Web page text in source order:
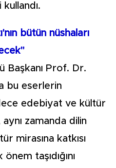
bütün nüshaları
Başkanı Prof. Dr.
bu eserlerin
edebiyat ve kültür
aynı zamanda dilin
mirasına katkısı
taşıdığını